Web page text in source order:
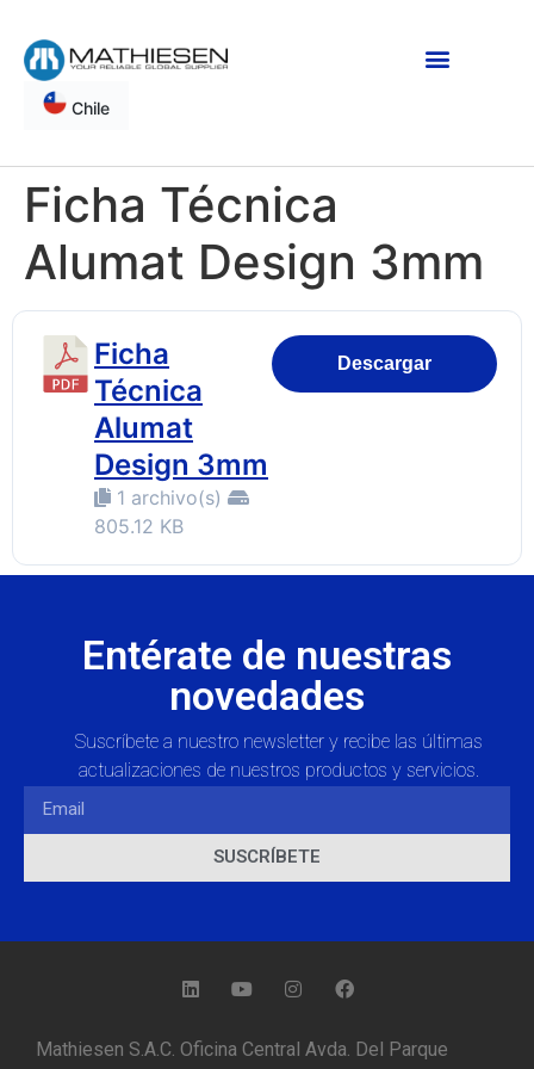
Chile
Ficha Técnica
Alumat Design 3mm
Ficha
Técnica
Alumat
Design 3mm
1 archivo(s)
805.12 KB
Descargar
Entérate de nuestras
novedades
Suscríbete a nuestro newsletter y recibe las últimas
actualizaciones de nuestros productos y servicios.
SUSCRÍBETE
Mathiesen S.A.C. Oficina Central Avda. Del Parque